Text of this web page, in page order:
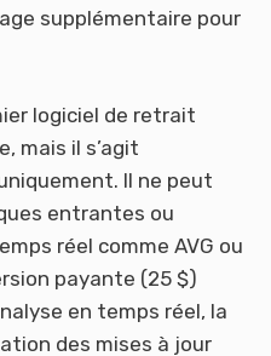
supplémentaire pour
logiciel de retrait
mais il s’agit
Il ne peut
entrantes ou
réel comme AVG ou
payante (25 $)
en temps réel, la
des mises à jour